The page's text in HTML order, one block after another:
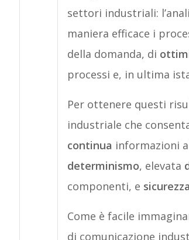
settori industriali:
maniera efficace i
della domanda, di
processi e, in ultima
Per ottenere questi
industriale che
continua informazioni
determinismo, elevata
componenti, e sicurezza
Come è facile
di comunicazione